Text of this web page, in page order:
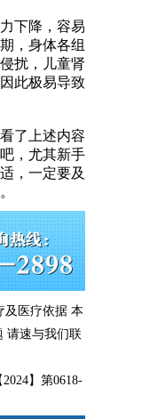
下降，容易
，身体各组
扰，儿童肾
此极易导致
了上述内容
，尤其新手
，一定要及
及医疗依据 本
请速与我们联
】第0618-